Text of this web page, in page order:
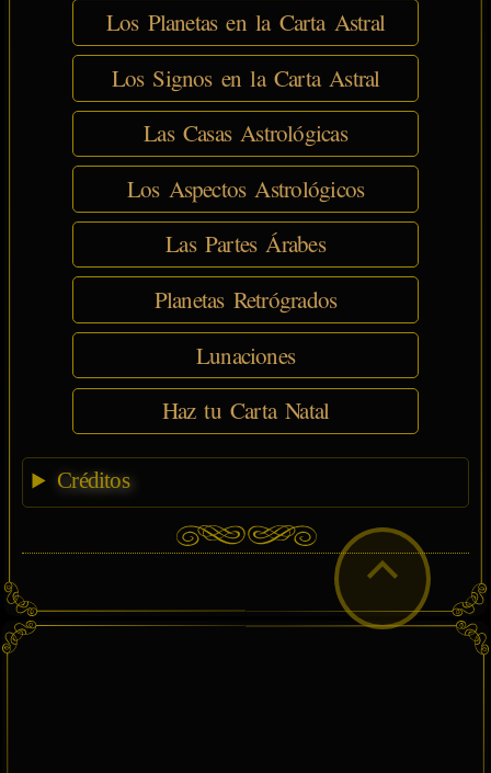
Los Planetas en la Carta Astral
Los Signos en la Carta Astral
Las Casas Astrológicas
Los Aspectos Astrológicos
Las Partes Árabes
Planetas Retrógrados
Lunaciones
Haz tu Carta Natal
Créditos